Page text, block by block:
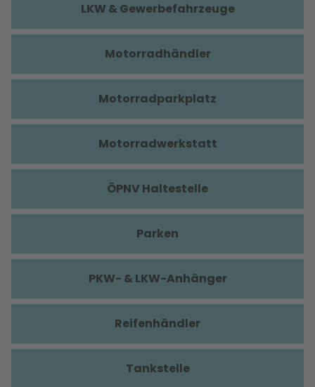
LKW & Gewerbefahrzeuge
Motorradhändler
Motorradparkplatz
Motorradwerkstatt
ÖPNV Haltestelle
Parken
PKW- & LKW-Anhänger
Reifenhändler
Tankstelle